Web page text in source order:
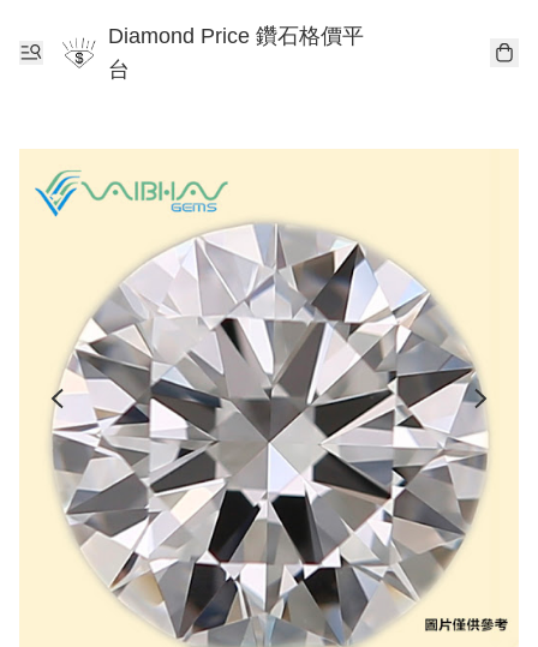
Diamond Price 鑽石格價平
台